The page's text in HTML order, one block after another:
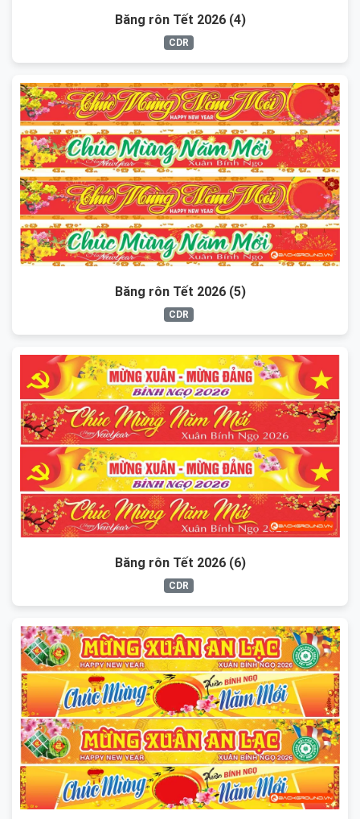
Băng rôn Tết 2026 (4)
CDR
Băng rôn Tết 2026 (5)
CDR
Băng rôn Tết 2026 (6)
CDR